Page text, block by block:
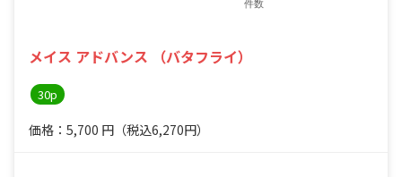
メイス アドバンス （バタフライ）
30p
価格：5,700 円 （税込6,270円）
件数